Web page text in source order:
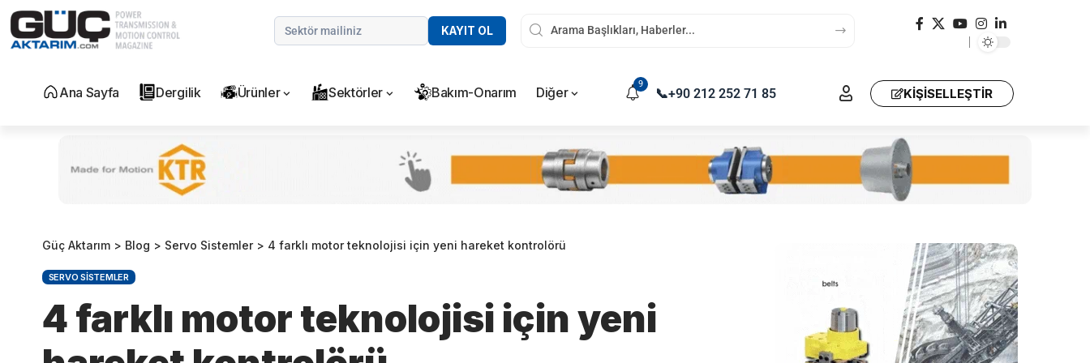
KAYIT OL
Ana Sayfa Dergilik Ürünler Sektörler Bakım-Onarım Diğer
9
📞+90 212 252 71 85 KIŞISELLEŞTIR
Güç Aktarım > Blog > Servo Sistemler> 4 farklı motor teknolojisi için yeni hareket kontrolörü
SERVO SISTEMLER
4 farklı motor teknolojisi için yeni